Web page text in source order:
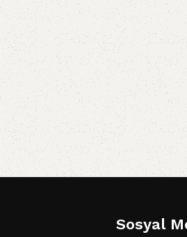
Sosyal